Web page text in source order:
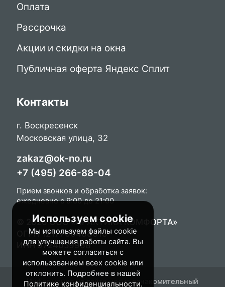
Используем cookie
Мы используем файлы cookie
для улучшения работы сайта. Вы
можете согласиться с
использованием всех cookie или
отклонить. Подробнее в нашей
Политике конфиденциальности.
Оплата
Рассрочка
Акции и скидки на окна
Публичная оферта Яндекс Сплит
Контакты
г. Воскресенск
Московская улица, 32
zakaz@ok-no.ru
+7 (495) 266-88-04
Прием звонков и обработка заявок:
ежедневно с 9:00 до 21:00
© 2026 ООО «ПРАКТИКА КОМФОРТА»
ОГРН 1217700488015
ИНН 9724059968
Информация на сайте носит ознакомительный